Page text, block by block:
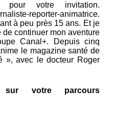
votre invitation.
reporter-animatrice.
à peu près 15 ans. Et je
de continuer mon aventure
Canal+. Depuis cinq
le magazine santé de
», avec le docteur Roger
sur votre parcours